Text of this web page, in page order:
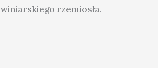
winiarskiego rzemiosła.